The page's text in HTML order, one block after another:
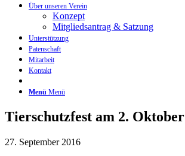
Über unseren Verein
Konzept
Mitgliedsantrag & Satzung
Unterstützung
Patenschaft
Mitarbeit
Kontakt
Menü Menü
Tierschutzfest am 2. Oktober
27. September 2016